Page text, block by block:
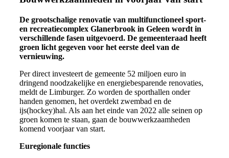
De grootschalige renovatie van multifunctioneel sport-
en recreatiecomplex Glanerbrook in Geleen wordt in
verschillende fasen uitgevoerd. De gemeenteraad heeft
groen licht gegeven voor het eerste deel van de
vernieuwing.
Per direct investeert de gemeente 52 miljoen euro in
dringend noodzakelijke en energiebesparende renovaties,
meldt de Limburger. Zo worden de sporthallen onder
handen genomen, het overdekt zwembad en de
ijs(hockey)hal. Als aan het einde van 2022 alle seinen op
groen komen te staan, gaan de bouwwerkzaamheden
komend voorjaar van start.
Euregionale functies